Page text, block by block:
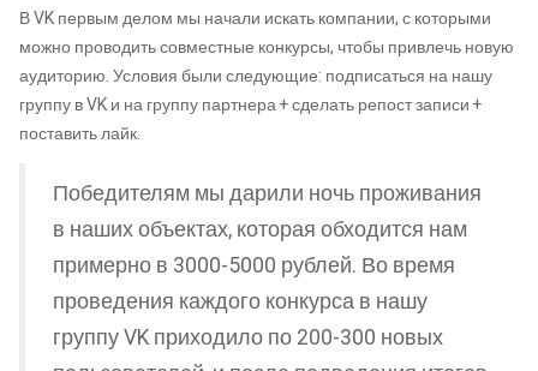
В VK первым делом мы начали искать компании, с которыми
можно проводить совместные конкурсы, чтобы привлечь новую
аудиторию. Условия были следующие: подписаться на нашу
группу в VK и на группу партнера + сделать репост записи +
поставить лайк.
Победителям мы дарили ночь проживания
в наших объектах, которая обходится нам
примерно в 3000-5000 рублей. Во время
проведения каждого конкурса в нашу
группу VK приходило по 200-300 новых